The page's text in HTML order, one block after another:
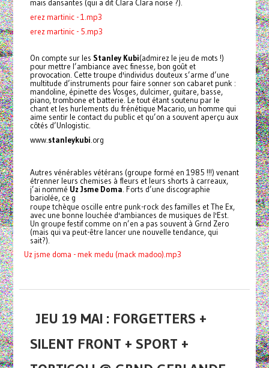
mais dansantes (qui a dit Clara Clara noise ?).
erez martinic - 1.mp3
erez martinic - 5.mp3
On compte sur les Stanley Kubi(admirez le jeu de mots !)
pour mettre l’ambiance avec finesse, bon goût et
provocation. Cette troupe d'individus douteux s’arme d’une
multitude d’instruments pour faire sonner son cabaret punk :
mandoline, épinette des Vosges, dulcimer, guitare, basse,
piano, trombone et batterie. Le tout étant soutenu par le
chant et les hurlements du frénétique Macario, un homme qui
aime sentir le contact du public et qu’on a souvent aperçu aux
côtés d’Unlogistic.
www.stanleykubi.org
Autres vénérables vétérans (groupe formé en 1985 !!!) venant
étrenner leurs chemises à fleurs et leurs shorts à carreaux,
j’ai nommé Uz Jsme Doma. Forts d’une discographie
bariolée, ce g
roupe tchèque oscille entre punk-rock des familles et The Ex,
avec une bonne louchée d'ambiances de musiques de l'Est.
Un groupe festif comme on n’en a pas souvent à Grnd Zero
(mais qui va peut-être lancer une nouvelle tendance, qui
sait?).
Uz jsme doma - mek medu (mack madoo).mp3
JEU 19 MAI : FORGETTERS +
SILENT FRONT + SPORT +